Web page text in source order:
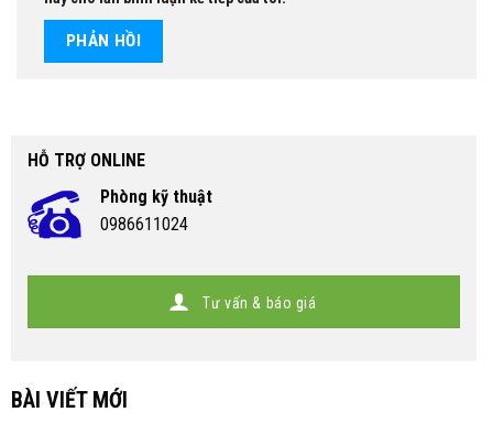
HỖ TRỢ ONLINE
Phòng kỹ thuật
0986611024
Tư vấn & báo giá
BÀI VIẾT MỚI